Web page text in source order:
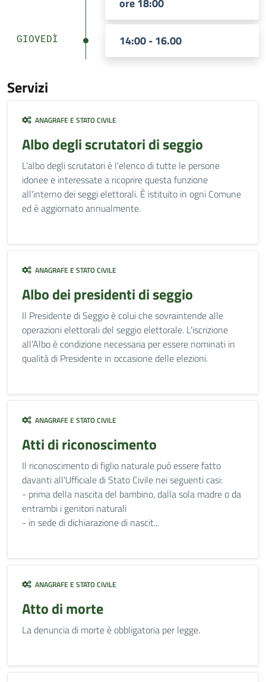
ore 18:00
GIOVEDÌ 14:00 - 16.00
Servizi
ANAGRAFE E STATO CIVILE
Albo degli scrutatori di seggio
L'albo degli scrutatori è l'elenco di tutte le persone
idonee e interessate a ricoprire questa funzione
all'interno dei seggi elettorali. È istituito in ogni Comune
ed è aggiornato annualmente.
ANAGRAFE E STATO CIVILE
Albo dei presidenti di seggio
Il Presidente di Seggio è colui che sovraintende alle
operazioni elettorali del seggio elettorale. L'iscrizione
all'Albo è condizione necessaria per essere nominati in
qualità di Presidente in occasione delle elezioni.
ANAGRAFE E STATO CIVILE
Atti di riconoscimento
Il riconoscimento di figlio naturale può essere fatto
davanti all'Ufficiale di Stato Civile nei seguenti casi:
- prima della nascita del bambino, dalla sola madre o da
entrambi i genitori naturali
- in sede di dichiarazione di nascit...
ANAGRAFE E STATO CIVILE
Atto di morte
La denuncia di morte è obbligatoria per legge.